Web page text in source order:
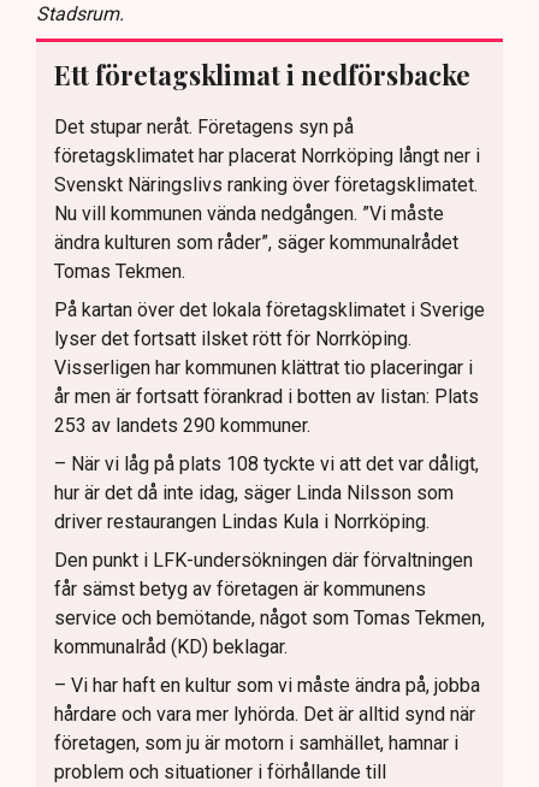
Stadsrum.
Ett företagsklimat i nedförsbacke
Det stupar neråt. Företagens syn på
företagsklimatet har placerat Norrköping långt ner i
Svenskt Näringslivs ranking över företagsklimatet.
Nu vill kommunen vända nedgången. ”Vi måste
ändra kulturen som råder”, säger kommunalrådet
Tomas Tekmen.
På kartan över det lokala företagsklimatet i Sverige
lyser det fortsatt ilsket rött för Norrköping.
Visserligen har kommunen klättrat tio placeringar i
år men är fortsatt förankrad i botten av listan: Plats
253 av landets 290 kommuner.
– När vi låg på plats 108 tyckte vi att det var dåligt,
hur är det då inte idag, säger Linda Nilsson som
driver restaurangen Lindas Kula i Norrköping.
Den punkt i LFK-undersökningen där förvaltningen
får sämst betyg av företagen är kommunens
service och bemötande, något som Tomas Tekmen,
kommunalråd (KD) beklagar.
– Vi har haft en kultur som vi måste ändra på, jobba
hårdare och vara mer lyhörda. Det är alltid synd när
företagen, som ju är motorn i samhället, hamnar i
problem och situationer i förhållande till